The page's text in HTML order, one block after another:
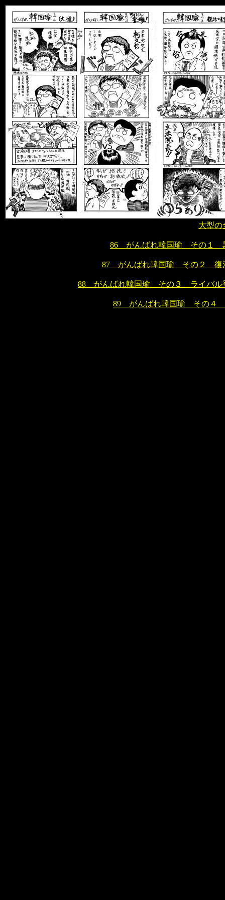
大型の
86 がんばれ韓国瑜 その１
87 がんばれ韓国瑜 その２ 復
88 がんばれ韓国瑜 その３ ライバル
89 がんばれ韓国瑜 その４